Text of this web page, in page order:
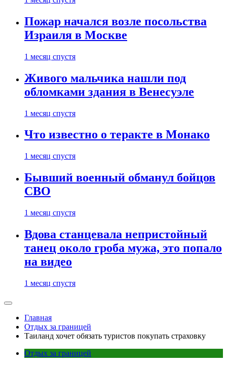
Пожар начался возле посольства
Израиля в Москве
1 месяц спустя
Живого мальчика нашли под
обломками здания в Венесуэле
1 месяц спустя
Что известно о теракте в Монако
1 месяц спустя
Бывший военный обманул бойцов
СВО
1 месяц спустя
Вдова станцевала непристойный
танец около гроба мужа, это попало
на видео
1 месяц спустя
Главная
Отдых за границей
Таиланд хочет обязать туристов покупать страховку
Отдых за границей